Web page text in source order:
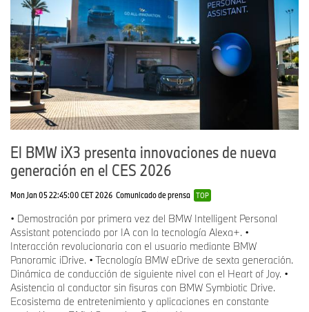
El BMW iX3 presenta innovaciones de nueva
generación en el CES 2026
Mon Jan 05 22:45:00 CET 2026 Comunicado de prensa TOP
• Demostración por primera vez del BMW Intelligent Personal
Assistant potenciado por IA con la tecnología Alexa+. •
Interacción revolucionaria con el usuario mediante BMW
Panoramic iDrive. • Tecnología BMW eDrive de sexta generación.
Dinámica de conducción de siguiente nivel con el Heart of Joy. •
Asistencia al conductor sin fisuras con BMW Symbiotic Drive.
Ecosistema de entretenimiento y aplicaciones en constante